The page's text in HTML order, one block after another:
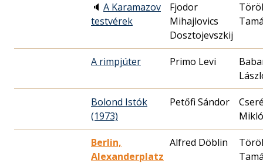
🔈 A Karamazov
testvérek
Fjodor
Mihajlovics
Dosztojevszkij
A rimpjúter Primo Levi
Bolond Istók
(1973)
Petőfi Sándor
Berlin,
Alexanderplatz
Alfred Döblin